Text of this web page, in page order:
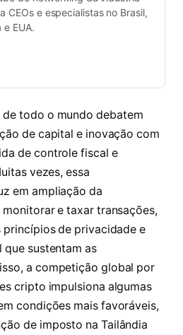
CEOs e especialistas no Brasil,
e EUA.
de todo o mundo debatem
de capital e inovação com
de controle fiscal e
vezes, essa
em ampliação da
e taxar transações,
de privacidade e
sustentam as
a competição global por
cripto impulsiona algumas
condições mais favoráveis,
de imposto na Tailândia